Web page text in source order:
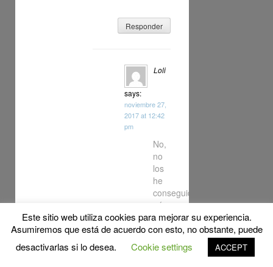
Responder
Loli
says:
noviembre 27,
2017 at 12:42
pm
No,
no
los
he
conseguido
aún.
Este sitio web utiliza cookies para mejorar su experiencia.
Asumiremos que está de acuerdo con esto, no obstante, puede
desactivarlas si lo desea.
Cookie settings ACCEPT